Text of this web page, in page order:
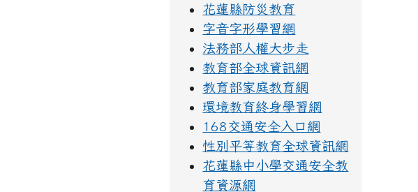
花蓮縣防災教育
字音字形學習網
法務部人權大步走
教育部全球資訊網
教育部家庭教育網
環境教育終身學習網
168交通安全入口網
性別平等教育全球資訊網
花蓮縣中小學交通安全教
育資源網